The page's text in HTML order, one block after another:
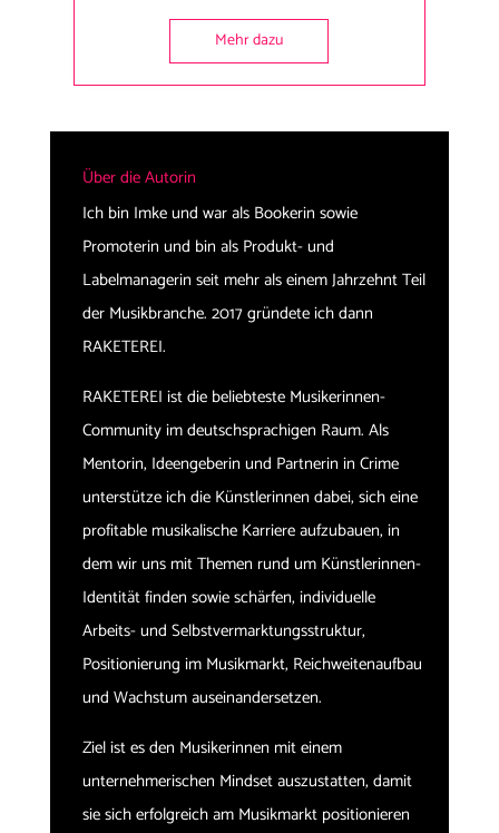
Mehr dazu
Über die Autorin
Ich bin Imke und war als Bookerin sowie
Promoterin und bin als Produkt- und
Labelmanagerin seit mehr als einem Jahrzehnt Teil
der Musikbranche. 2017 gründete ich dann
RAKETEREI.
RAKETEREI ist die beliebteste Musikerinnen-
Community im deutschsprachigen Raum. Als
Mentorin, Ideengeberin und Partnerin in Crime
unterstütze ich die Künstlerinnen dabei, sich eine
profitable musikalische Karriere aufzubauen, in
dem wir uns mit Themen rund um Künstlerinnen-
Identität finden sowie schärfen, individuelle
Arbeits- und Selbstvermarktungsstruktur,
Positionierung im Musikmarkt, Reichweitenaufbau
und Wachstum auseinandersetzen.
Ziel ist es den Musikerinnen mit einem
unternehmerischen Mindset auszustatten, damit
sie sich erfolgreich am Musikmarkt positionieren